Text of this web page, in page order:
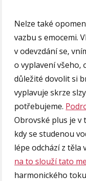
Nelze také
vazbu s emocemi.
v odevzdání se,
o vyplavení všeho,
důležité dovolit si
vyplavuje skrze
potřebujeme.
Obrovské plus je
kdy se studenou
lépe odchází z těla
na to slouží tato
harmonického